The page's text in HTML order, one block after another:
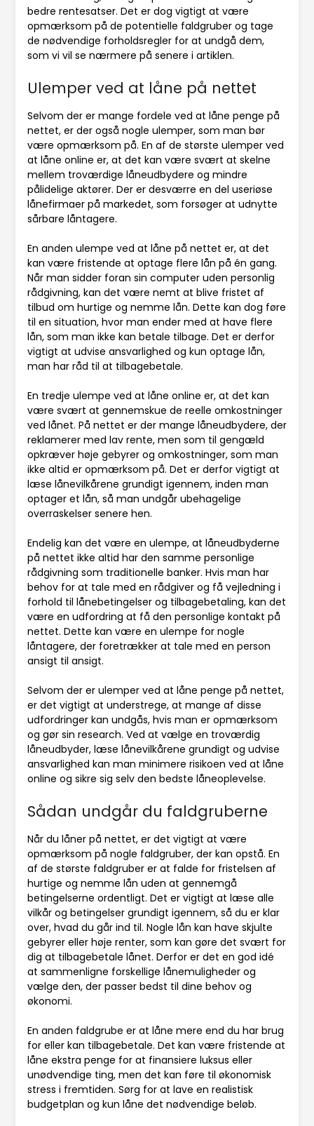
bedre rentesatser. Det er dog vigtigt at være
opmærksom på de potentielle faldgruber og tage
de nødvendige forholdsregler for at undgå dem,
som vi vil se nærmere på senere i artiklen.
Ulemper ved at låne på nettet
Selvom der er mange fordele ved at låne penge på
nettet, er der også nogle ulemper, som man bør
være opmærksom på. En af de største ulemper ved
at låne online er, at det kan være svært at skelne
mellem troværdige låneudbydere og mindre
pålidelige aktører. Der er desværre en del useriøse
lånefirmaer på markedet, som forsøger at udnytte
sårbare låntagere.
En anden ulempe ved at låne på nettet er, at det
kan være fristende at optage flere lån på én gang.
Når man sidder foran sin computer uden personlig
rådgivning, kan det være nemt at blive fristet af
tilbud om hurtige og nemme lån. Dette kan dog føre
til en situation, hvor man ender med at have flere
lån, som man ikke kan betale tilbage. Det er derfor
vigtigt at udvise ansvarlighed og kun optage lån,
man har råd til at tilbagebetale.
En tredje ulempe ved at låne online er, at det kan
være svært at gennemskue de reelle omkostninger
ved lånet. På nettet er der mange låneudbydere, der
reklamerer med lav rente, men som til gengæld
opkræver høje gebyrer og omkostninger, som man
ikke altid er opmærksom på. Det er derfor vigtigt at
læse lånevilkårene grundigt igennem, inden man
optager et lån, så man undgår ubehagelige
overraskelser senere hen.
Endelig kan det være en ulempe, at låneudbyderne
på nettet ikke altid har den samme personlige
rådgivning som traditionelle banker. Hvis man har
behov for at tale med en rådgiver og få vejledning i
forhold til lånebetingelser og tilbagebetaling, kan det
være en udfordring at få den personlige kontakt på
nettet. Dette kan være en ulempe for nogle
låntagere, der foretrækker at tale med en person
ansigt til ansigt.
Selvom der er ulemper ved at låne penge på nettet,
er det vigtigt at understrege, at mange af disse
udfordringer kan undgås, hvis man er opmærksom
og gør sin research. Ved at vælge en troværdig
låneudbyder, læse lånevilkårene grundigt og udvise
ansvarlighed kan man minimere risikoen ved at låne
online og sikre sig selv den bedste låneoplevelse.
Sådan undgår du faldgruberne
Når du låner på nettet, er det vigtigt at være
opmærksom på nogle faldgruber, der kan opstå. En
af de største faldgruber er at falde for fristelsen af
hurtige og nemme lån uden at gennemgå
betingelserne ordentligt. Det er vigtigt at læse alle
vilkår og betingelser grundigt igennem, så du er klar
over, hvad du går ind til. Nogle lån kan have skjulte
gebyrer eller høje renter, som kan gøre det svært for
dig at tilbagebetale lånet. Derfor er det en god idé
at sammenligne forskellige lånemuligheder og
vælge den, der passer bedst til dine behov og
økonomi.
En anden faldgrube er at låne mere end du har brug
for eller kan tilbagebetale. Det kan være fristende at
låne ekstra penge for at finansiere luksus eller
unødvendige ting, men det kan føre til økonomisk
stress i fremtiden. Sørg for at lave en realistisk
budgetplan og kun låne det nødvendige beløb.